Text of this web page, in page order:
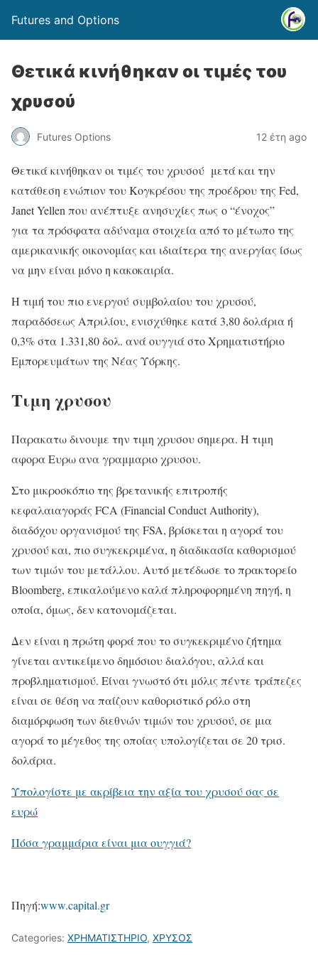
Futures and Options
Θετικά κινήθηκαν οι τιμές του
χρυσού
Futures Options 12 έτη ago
Θετικά κινήθηκαν οι τιμές του χρυσού μετά και την
κατάθεση ενώπιον του Κογκρέσου της προέδρου της Fed,
Janet Yellen που ανέπτυξε ανησυχίες πως ο “ένοχος”
για τα πρόσφατα αδύναμα στοιχεία από το μέτωπο της
αμερικανικής οικονομίας και ιδιαίτερα της ανεργίας ίσως
να μην είναι μόνο η κακοκαιρία.
Η τιμή του πιο ενεργού συμβολαίου του χρυσού,
παραδόσεως Απριλίου, ενισχύθηκε κατά 3,80 δολάρια ή
0,3% στα 1.331,80 δολ. ανά ουγγιά στο Χρηματιστήριο
Εμπορευμάτων της Νέας Υόρκης.
Τιμη χρυσου
Παρακατω δινουμε την τιμη χρυσου σημερα. Η τιμη
αφορα Ευρω ανα γραμμαριο χρυσου.
Στο μικροσκόπιο της βρετανικής επιτροπής
κεφαλαιαγοράς FCA (Financial Conduct Authority),
διαδόχου οργανισμού της FSA, βρίσκεται η αγορά του
χρυσού και, πιο συγκεκριμένα, η διαδικασία καθορισμού
των τιμών του μετάλλου. Αυτό μετέδωσε το πρακτορείο
Bloomberg, επικαλούμενο καλά πληροφορημένη πηγή, η
οποία, όμως, δεν κατονομάζεται.
Δεν είναι η πρώτη φορά που το συγκεκριμένο ζήτημα
γίνεται αντικείμενο δημόσιου διαλόγου, αλλά και
προβληματισμού. Είναι γνωστό ότι μόλις πέντε τράπεζες
είναι σε θέση να παίζουν καθοριστικό ρόλο στη
διαμόρφωση των διεθνών τιμών του χρυσού, σε μια
αγορά το μέγεθος της οποίας υπολογίζεται σε 20 τρισ.
δολάρια.
Υπολογίστε με ακρίβεια την αξία του χρυσού σας σε
ευρώ
Πόσα γραμμάρια είναι μια ουγγιά?
Πηγή:www.capital.gr
Categories: ΧΡΗΜΑΤΙΣΤΗΡΙΟ, ΧΡΥΣΟΣ